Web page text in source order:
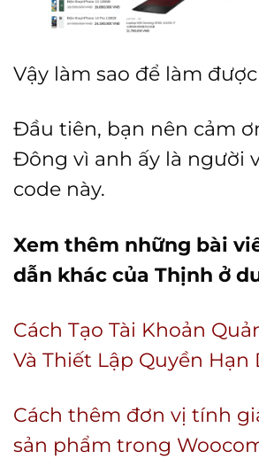
Vậy làm sao để làm
Đầu tiên, bạn nên cảm
Đông vì anh ấy là người
code này.
Xem thêm những bài
dẫn khác của Thịnh ở
Cách Tạo Tài Khoản
Và Thiết Lập Quyền Hạn
Cách thêm đơn vị tính
sản phẩm trong